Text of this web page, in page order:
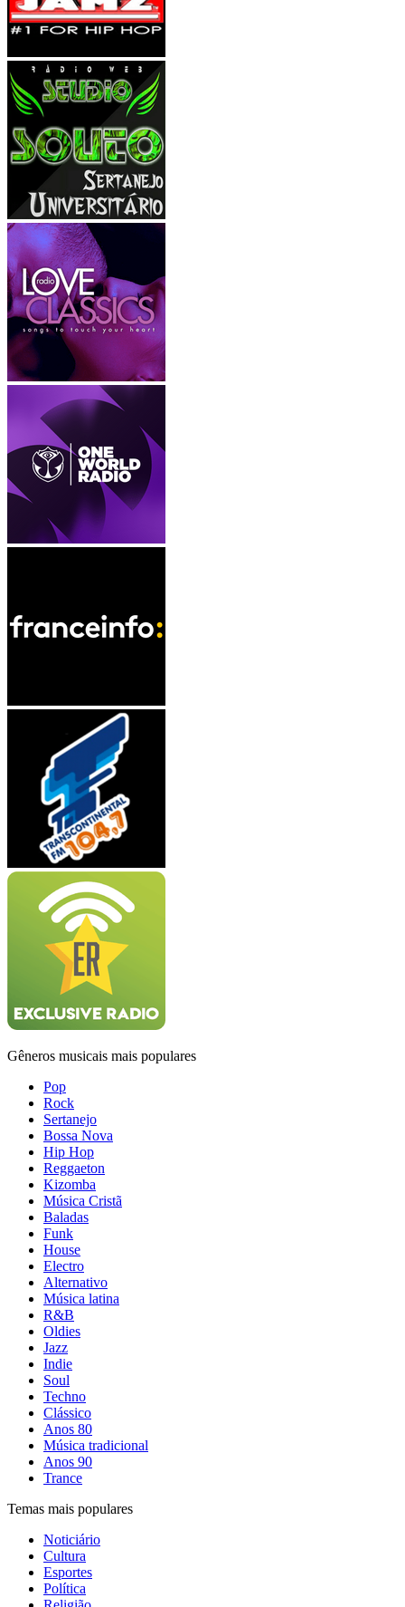
Gêneros musicais mais populares
Pop
Rock
Sertanejo
Bossa Nova
Hip Hop
Reggaeton
Kizomba
Música Cristã
Baladas
Funk
House
Electro
Alternativo
Música latina
R&B
Oldies
Jazz
Indie
Soul
Techno
Clássico
Anos 80
Música tradicional
Anos 90
Trance
Temas mais populares
Noticiário
Cultura
Esportes
Política